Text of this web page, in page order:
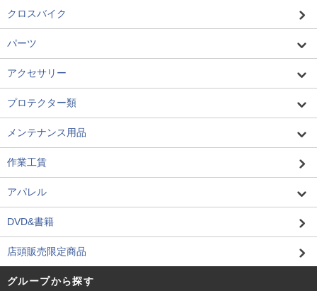
クロスバイク
パーツ
アクセサリー
プロテクター類
メンテナンス用品
作業工賃
アパレル
DVD&書籍
店頭販売限定商品
グループから探す